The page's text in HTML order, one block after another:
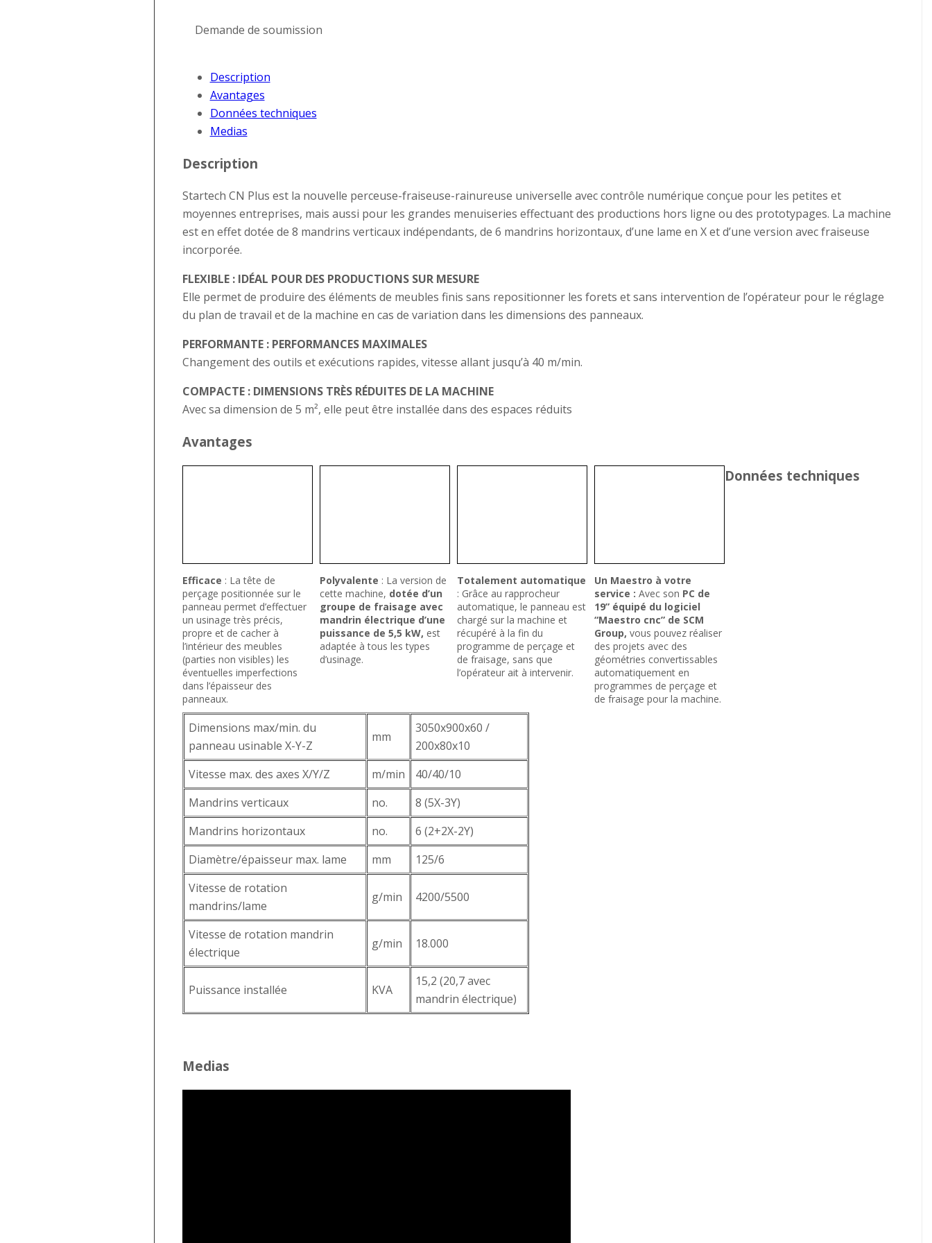
Demande de soumission
Description
Avantages
Données techniques
Medias
Description
Startech CN Plus est la nouvelle perceuse-fraiseuse-rainureuse universelle avec contrôle numérique conçue pour les petites et
moyennes entreprises, mais aussi pour les grandes menuiseries effectuant des productions hors ligne ou des prototypages. La machine
est en effet dotée de 8 mandrins verticaux indépendants, de 6 mandrins horizontaux, d’une lame en X et d’une version avec fraiseuse
incorporée.
FLEXIBLE : IDÉAL POUR DES PRODUCTIONS SUR MESURE
Elle permet de produire des éléments de meubles finis sans repositionner les forets et sans intervention de l’opérateur pour le réglage
du plan de travail et de la machine en cas de variation dans les dimensions des panneaux.
PERFORMANTE : PERFORMANCES MAXIMALES
Changement des outils et exécutions rapides, vitesse allant jusqu’à 40 m/min.
COMPACTE : DIMENSIONS TRÈS RÉDUITES DE LA MACHINE
Avec sa dimension de 5 m², elle peut être installée dans des espaces réduits
Avantages
Efficace : La tête de
perçage positionnée sur le
panneau permet d’effectuer
un usinage très précis,
propre et de cacher à
l’intérieur des meubles
(parties non visibles) les
éventuelles imperfections
dans l’épaisseur des
panneaux.
Polyvalente : La version de
cette machine, dotée d’un
groupe de fraisage avec
mandrin électrique d’une
puissance de 5,5 kW, est
adaptée à tous les types
d’usinage.
Totalement automatique
: Grâce au rapprocheur
automatique, le panneau est
chargé sur la machine et
récupéré à la fin du
programme de perçage et
de fraisage, sans que
l’opérateur ait à intervenir.
Un Maestro à votre
service : Avec son PC de
19” équipé du logiciel
“Maestro cnc” de SCM
Group, vous pouvez réaliser
des projets avec des
géométries convertissables
automatiquement en
programmes de perçage et
de fraisage pour la machine.
Données techniques
Dimensions max/min. du
panneau usinable X-Y-Z
mm
3050x900x60 /
200x80x10
Vitesse max. des axes X/Y/Z
m/min
40/40/10
Mandrins verticaux
no.
8 (5X-3Y)
Mandrins horizontaux
no.
6 (2+2X-2Y)
Diamètre/épaisseur max. lame
mm
125/6
Vitesse de rotation
mandrins/lame
g/min 4200/5500
Vitesse de rotation mandrin
électrique
g/min 18.000
Puissance installée KVA
15,2 (20,7 avec
mandrin électrique)
Medias